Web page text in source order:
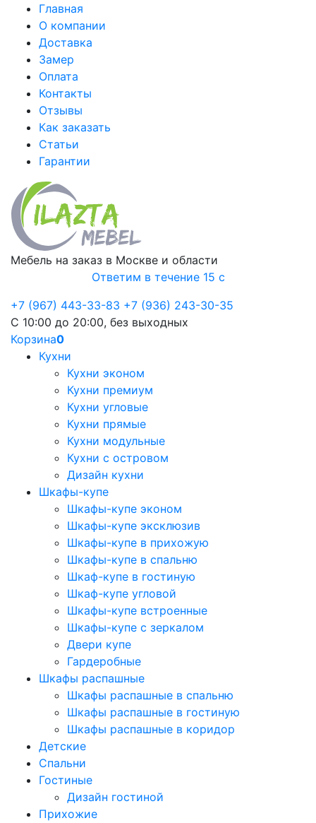
Главная
О компании
Доставка
Замер
Оплата
Контакты
Отзывы
Как заказать
Статьи
Гарантии
Мебель на заказ в Москве и области
Ответим в течение 15 с
+7 (967) 443-33-83 +7 (936) 243-30-35
С 10:00 до 20:00, без выходных
Корзина0
Кухни
Кухни эконом
Кухни премиум
Кухни угловые
Кухни прямые
Кухни модульные
Кухни с островом
Дизайн кухни
Шкафы-купе
Шкафы-купе эконом
Шкафы-купе эксклюзив
Шкафы-купе в прихожую
Шкафы-купе в спальню
Шкаф-купе в гостиную
Шкаф-купе угловой
Шкафы-купе встроенные
Шкафы-купе с зеркалом
Двери купе
Гардеробные
Шкафы распашные
Шкафы распашные в спальню
Шкафы распашные в гостиную
Шкафы распашные в коридор
Детские
Спальни
Гостиные
Дизайн гостиной
Прихожие